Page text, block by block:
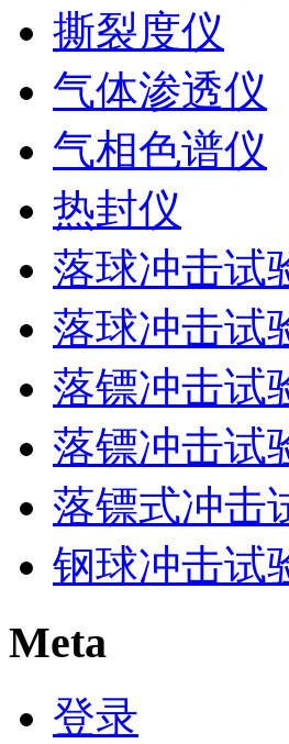
撕裂度仪
气体渗透仪
气相色谱仪
热封仪
落球冲击试
落球冲击试
落镖冲击试
落镖冲击试
落镖式冲击
钢球冲击试
Meta
登录